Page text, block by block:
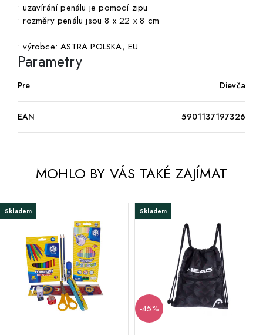
• uzavírání penálu je pomocí zipu
• rozměry penálu jsou 8 x 22 x 8 cm
• výrobce: ASTRA POLSKA, EU
Parametry
Pre Dievča
EAN 5901137197326
MOHLO BY VÁS TAKÉ ZAJÍMAT
Skladem
-45%
Skladem